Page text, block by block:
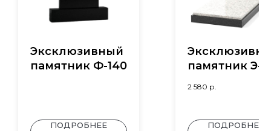
Эксклюзивный
памятник Ф-140
ПОДРОБНЕЕ
памятник Э-
2 580 р.
ПОДРОБНЕЕ